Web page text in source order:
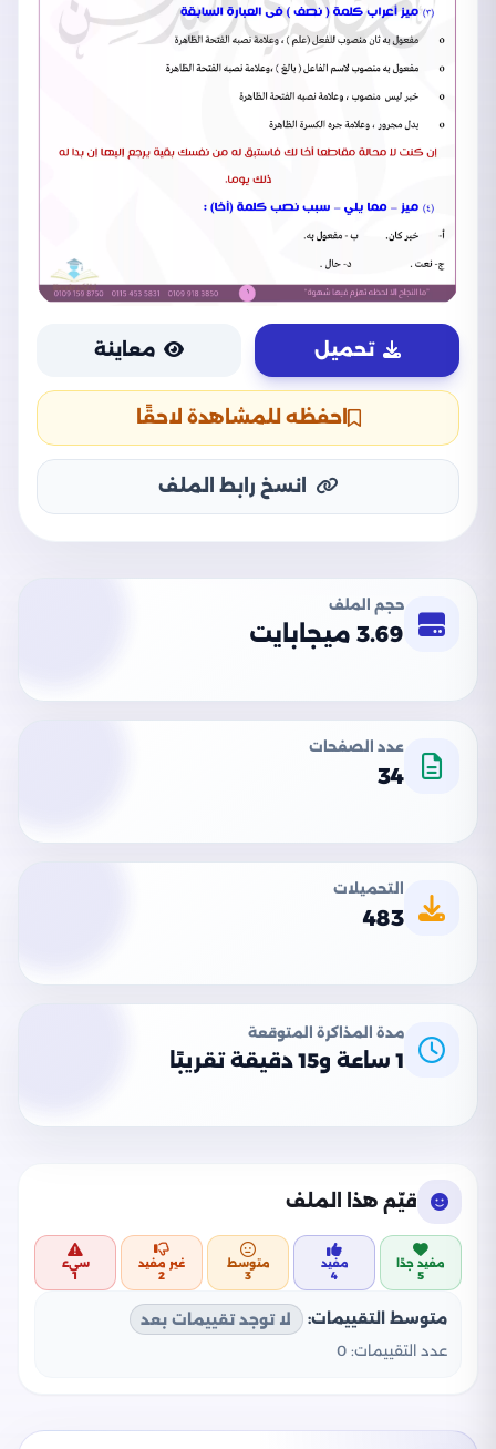
تحميل معاينة
احفظه للمشاهدة لاحقًا
انسخ رابط الملف
حجم الملف
3.69 ميجابايت
عدد الصفحات
34
التحميلات
483
مدة المذاكرة المتوقعة
1 ساعة و15 دقيقة تقريبًا
قيّم هذا الملف
مفيد جدًا
5
مفيد
4
متوسط
3
غير مفيد
2
سيء
1
متوسط التقييمات:
لا توجد تقييمات بعد
عدد التقييمات: 0